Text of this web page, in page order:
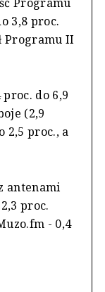
3,8 proc.
Programu II
do 6,9
(2,9
2,5 proc., a
antenami
proc.
- 0,4